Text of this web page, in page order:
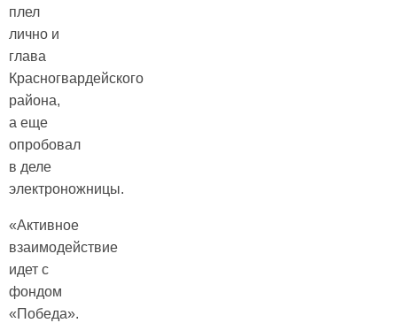
плел
лично и
глава
Красногвардейского
района,
а еще
опробовал
в деле
электроножницы.
«Активное
взаимодействие
идет с
фондом
«Победа».